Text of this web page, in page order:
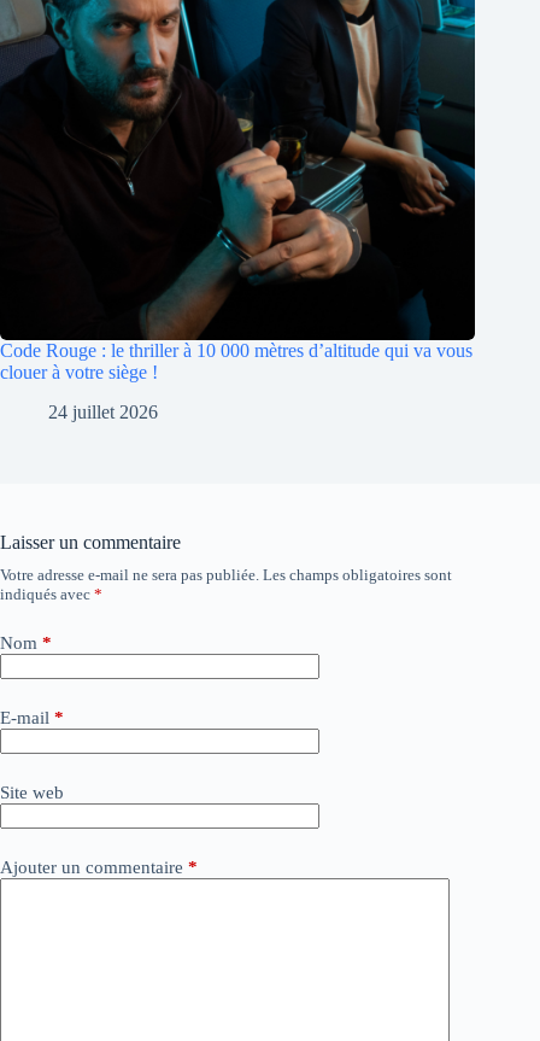
Code Rouge : le thriller à 10 000 mètres d’altitude qui va vous
clouer à votre siège !
24 juillet 2026
Laisser un commentaire
Votre adresse e-mail ne sera pas publiée. Les champs obligatoires sont
indiqués avec *
Nom *
E-mail *
Site web
Ajouter un commentaire *
A
l
e
n
t
i
e